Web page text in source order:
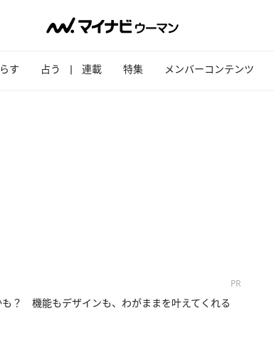
す 占う 連載 特集 メンバーコンテンツ
PR
も？ 機能もデザインも、わがままを叶えてくれる